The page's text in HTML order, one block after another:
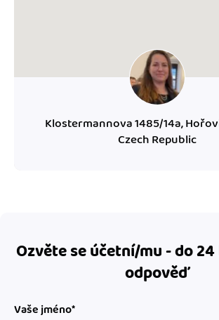
Klostermannova 1485/14a,
Czech Republic
Ozvěte se účetní/mu - do
odpověď
Vaše jméno*